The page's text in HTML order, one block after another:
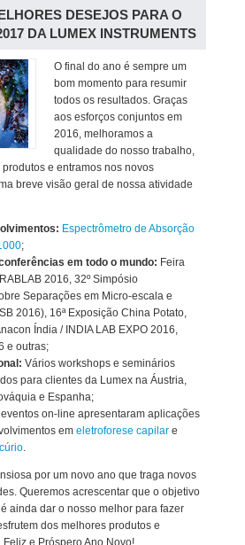
DESEJOS PARA O
DA LUMEX INSTRUMENTS
O final do ano é sempre um
bom momento para resumir
todos os resultados. Graças
aos esforços conjuntos em
2016, melhoramos a
qualidade do nosso trabalho,
e entramos nos novos
breve visão geral de nossa atividade
Espectrômetro de Absorção
;
em todo o mundo: Feira
2016, 32º Simpósio
Separações em Micro-escala e
2016), 16ª Exposição China Potato,
Índia / INDIA LAB EXPO 2016,
e outras;
Vários workshops e seminários
para clientes da Lumex na Áustria,
e Espanha;
eventos on-line apresentaram aplicações
em eletroforese capilar e
.
por um novo ano que traga novos
Queremos acrescentar que o objetivo
ainda dar o nosso melhor para fazer
dos melhores produtos e
e Próspero Ano Novo!